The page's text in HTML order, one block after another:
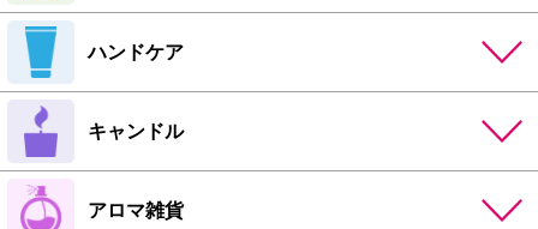
ハンドケア
キャンドル
アロマ雑貨